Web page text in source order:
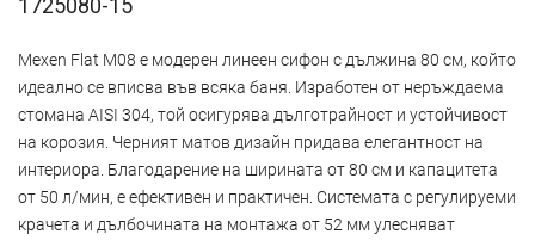
Mexen Flat M08 е модерен линеен сифон с дължина 80 см, който
идеално се вписва във всяка баня. Изработен от неръждаема
стомана AISI 304, той осигурява дълготрайност и устойчивост
на корозия. Черният матов дизайн придава елегантност на
интериора. Благодарение на ширината от 80 см и капацитета
от 50 л/мин, е ефективен и практичен. Системата с регулируеми
крачета и дълбочината на монтажа от 52 мм улесняват